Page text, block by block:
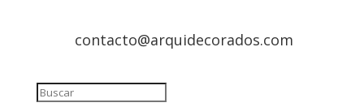
contacto@arquidecorados.com